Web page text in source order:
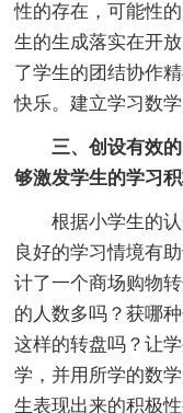
性的存在，可能性
生的生成落实在开
了学生的团结协作
快乐。建立学习数学
三、创设有效
够激发学生的学习积
根据小学生的认
良好的学习情境有
计了一个商场购物
的人数多吗？获哪
这样的转盘吗？让
学，并用所学的数
生表现出来的积极性